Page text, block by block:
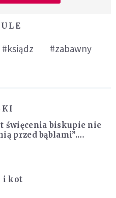
#ksiądz
#zabawny
święcenia biskupie nie
przed bąblami”.
pokazała
i kot